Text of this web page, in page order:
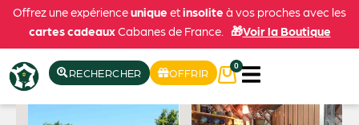
Offrez une expérienceunique etinsolite à vos proches avec les
cartes cadeauxCabanes de France. 🎁Voir la Boutique
RECHERCHER OFFRIR
0